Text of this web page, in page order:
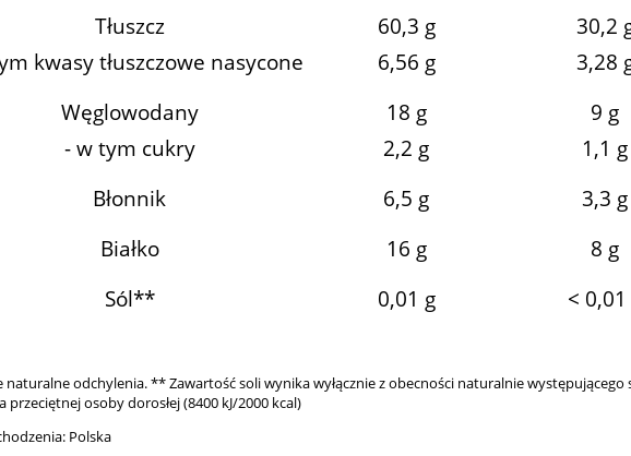
Tłuszcz
kwasy tłuszczowe nasycone
60,3 g
6,56 g
30,2
3,28
Węglowodany
- w tym cukry
18 g
2,2 g
9 g
1,1 g
Błonnik
6,5 g 3,3 g
Białko
16 g 8 g
Sól**
0,01 g < 0,01
naturalne odchylenia. ** Zawartość soli wynika wyłącznie z obecności naturalnie występującego
przeciętnej osoby dorosłej (8400 kJ/2000 kcal)
Polska